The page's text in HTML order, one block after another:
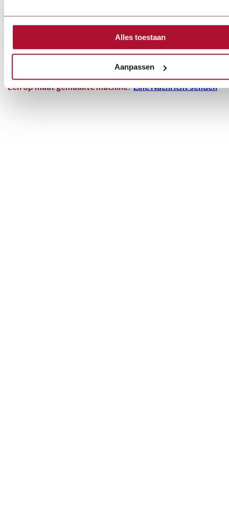
Alles toestaan
Aanpassen
Blechstapelwagen
Schnittspaltbeleuchtung per LED
Een op maat gemaakte machine?Eine Nachricht senden